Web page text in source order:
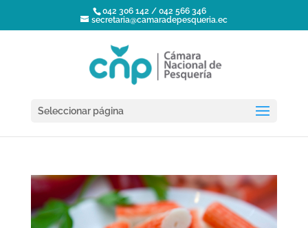
042 306 142 / 042 566 346
secretaria@camaradepesqueria.ec
Seleccionar página